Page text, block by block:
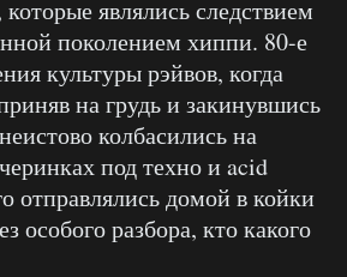
которые являлись следствием
поколением хиппи. 80-е
культуры рэйвов, когда
на грудь и закинувшись
колбасились на
под техно и acid
отправлялись домой в койки
особого разбора, кто какого